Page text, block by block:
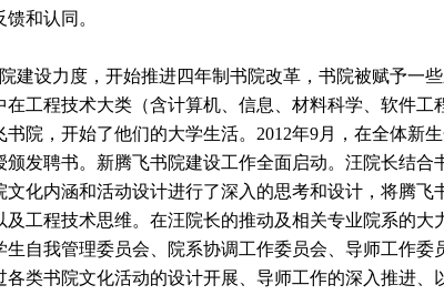
和认同。
建设力度，开始推进四年制书院改革，书院被赋予一
工程技术大类（含计算机、信息、材料科学、软件工
书院，开始了他们的大学生活。2012年9月，在全体新
发聘书。新腾飞书院建设工作全面启动。汪院长结合
化内涵和活动设计进行了深入的思考和设计，将腾飞
工程技术思维。在汪院长的推动及相关专业院系的大
自我管理委员会、院系协调工作委员会、导师工作委
类书院文化活动的设计开展、导师工作的深入推进、